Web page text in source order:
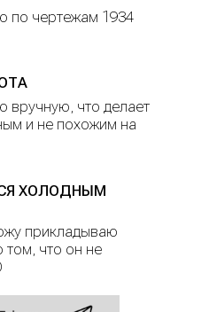
по чертежам 1934
вручную, что делает
и не похожим на
ХОЛОДНЫМ
прикладываю
том, что он не